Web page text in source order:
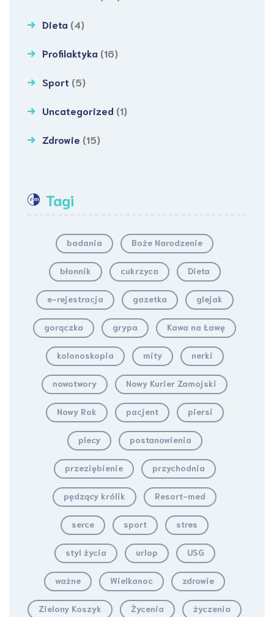
Dieta (4)
Profilaktyka (16)
Sport (5)
Uncategorized (1)
Zdrowie (15)
Tagi
badania Boże Narodzenie
błonnik cukrzyca Dieta
e-rejestracja gazetka glejak
gorączka grypa Kawa na Ławę
kolonoskopia mity nerki
nowotwory Nowy Kurier Zamojski
Nowy Rok pacjent piersi
plecy postanowienia
przeziębienie przychodnia
pędzący królik Resort-med
serce sport stres
styl życia urlop USG
ważne Wielkanoc zdrowie
Zielony Koszyk Życenia życzenia